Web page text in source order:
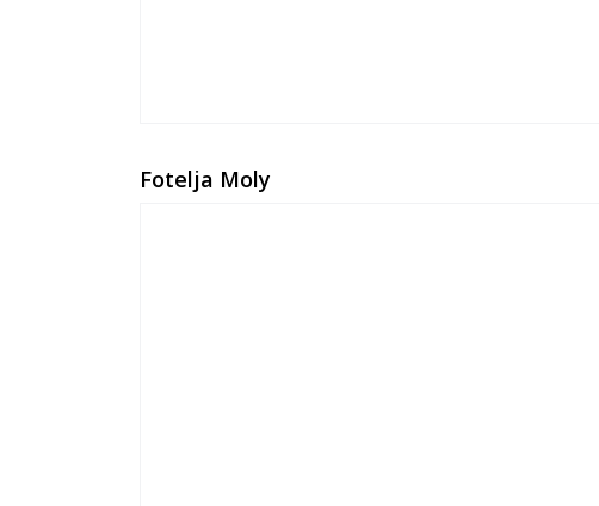
Fotelja Moly